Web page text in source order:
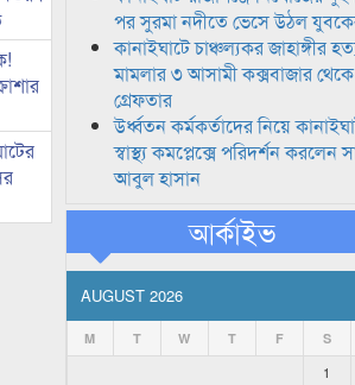
পর সুরমা নদীতে ভেসে উঠল
কানাইঘাটে চাঞ্চল্যকর জাহাঙ্গীর
মামলার ৩ আসামী কক্সবাজার থেকে
গ্রেফতার
উর্ধ্বতন কর্মকর্তাদের নিয়ে
স্বাস্থ্য কমপ্লেক্সে পরিদর্শন করলেন
আবুল হাসান
আর্কাইভ
AUGUST 2026
M T W T F S
1